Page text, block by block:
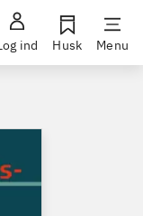
ind Husk Menu